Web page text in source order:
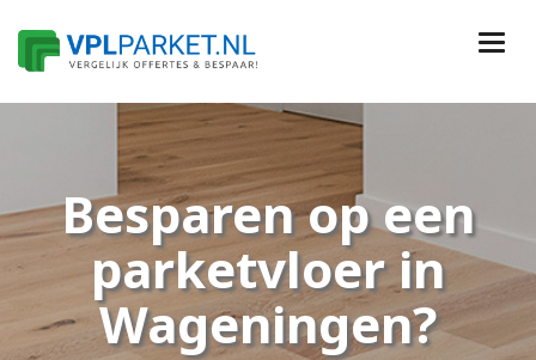
Besparen op een
parketvloer in
Wageningen?